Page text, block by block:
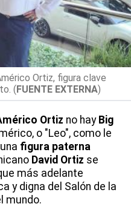
Ortiz, figura clave
(FUENTE EXTERNA)
Ortiz no hay Big
o "Leo", como le
figura paterna
David Ortiz se
más adelante
y digna del Salón de la
mundo.